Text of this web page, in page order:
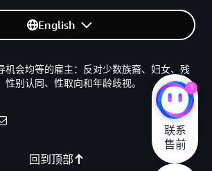
English
回到顶部
机会均等的雇主：反对少数族裔、妇女、残
别认同、性取向和年龄歧视。
1
联系
售前